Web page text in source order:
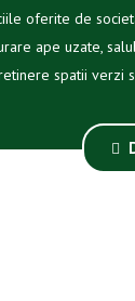
oferite de
ape uzate,
spatii verzi